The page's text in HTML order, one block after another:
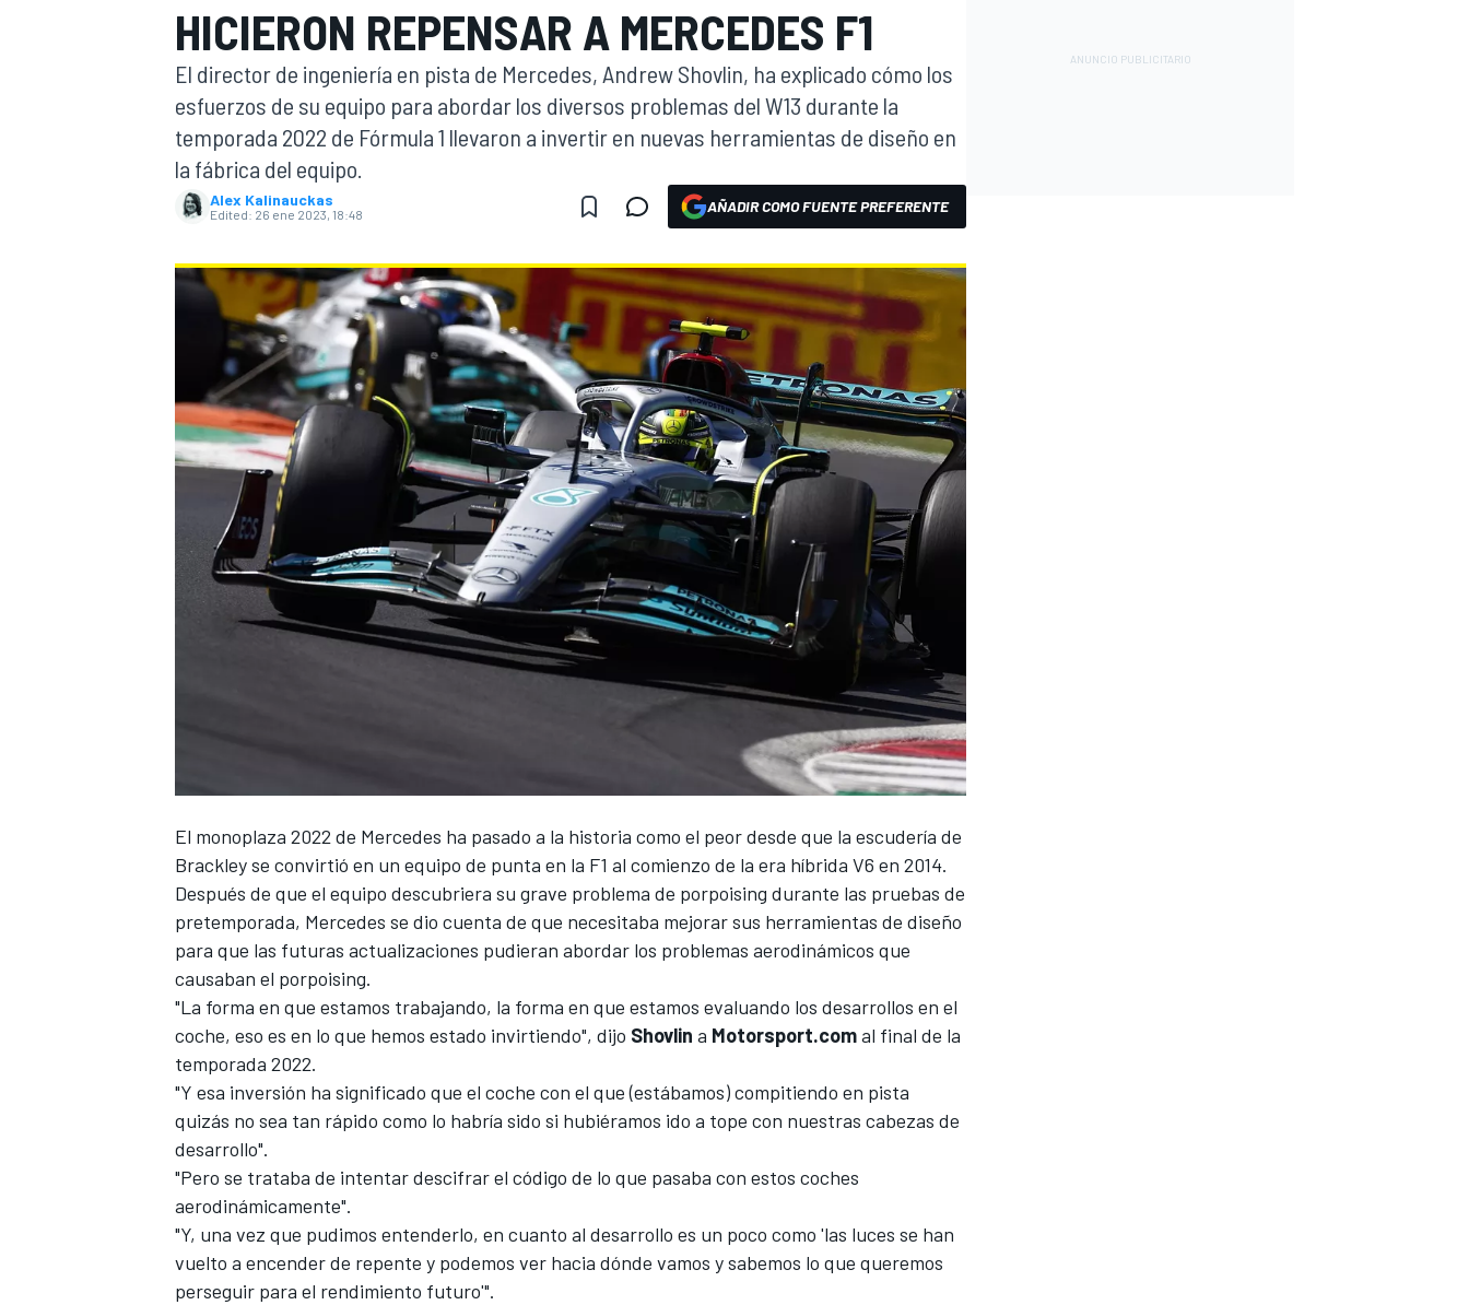
FÓRMULA E MOTO
MÁS
HICIERON REPENSAR A MERCEDES F1
El director de ingeniería en pista de Mercedes, Andrew Shovlin, ha explicado cómo los
esfuerzos de su equipo para abordar los diversos problemas del W13 durante la
temporada 2022 de Fórmula 1 llevaron a invertir en nuevas herramientas de diseño en
la fábrica del equipo.
Alex Kalinauckas
Edited: 26 ene 2023, 18:48 AÑADIR COMO FUENTE PREFERENTE
El monoplaza 2022 de Mercedes ha pasado a la historia como el peor desde que la escudería de
Brackley se convirtió en un equipo de punta en la F1 al comienzo de la era híbrida V6 en 2014.
Después de que el equipo descubriera su grave problema de porpoising durante las pruebas de
pretemporada, Mercedes se dio cuenta de que necesitaba mejorar sus herramientas de diseño
para que las futuras actualizaciones pudieran abordar los problemas aerodinámicos que
causaban el porpoising.
"La forma en que estamos trabajando, la forma en que estamos evaluando los desarrollos en el
coche, eso es en lo que hemos estado invirtiendo", dijo Shovlin a Motorsport.comal final de la
temporada 2022.
"Y esa inversión ha significado que el coche con el que (estábamos) compitiendo en pista
quizás no sea tan rápido como lo habría sido si hubiéramos ido a tope con nuestras cabezas de
desarrollo".
"Pero se trataba de intentar descifrar el código de lo que pasaba con estos coches
aerodinámicamente".
"Y, una vez que pudimos entenderlo, en cuanto al desarrollo es un poco como 'las luces se han
vuelto a encender de repente y podemos ver hacia dónde vamos y sabemos lo que queremos
perseguir para el rendimiento futuro'".